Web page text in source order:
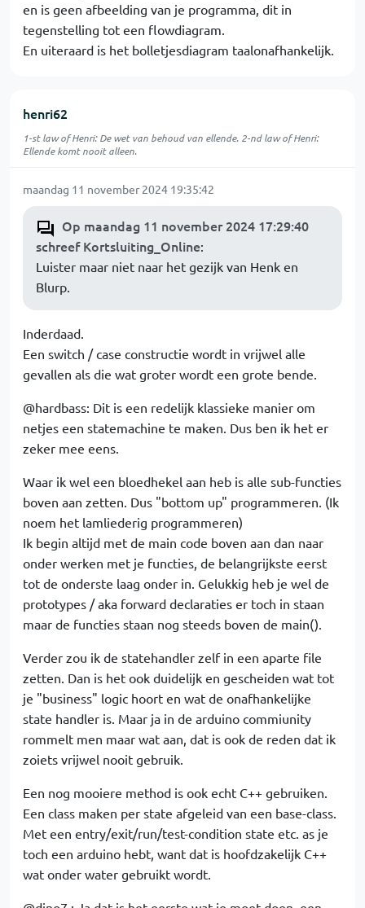
en is geen afbeelding van je programma, dit in
tegenstelling tot een flowdiagram.
En uiteraard is het bolletjesdiagram taalonafhankelijk.
henri62
1-st law of Henri: De wet van behoud van ellende. 2-nd law of Henri:
Ellende komt nooit alleen.
maandag 11 november 2024 19:35:42
Op maandag 11 november 2024 17:29:40
schreef Kortsluiting_Online:
Luister maar niet naar het gezijk van Henk en
Blurp.
Inderdaad.
Een switch / case constructie wordt in vrijwel alle
gevallen als die wat groter wordt een grote bende.
@hardbass: Dit is een redelijk klassieke manier om
netjes een statemachine te maken. Dus ben ik het er
zeker mee eens.
Waar ik wel een bloedhekel aan heb is alle sub-functies
boven aan zetten. Dus "bottom up" programmeren. (Ik
noem het lamliederig programmeren)
Ik begin altijd met de main code boven aan dan naar
onder werken met je functies, de belangrijkste eerst
tot de onderste laag onder in. Gelukkig heb je wel de
prototypes / aka forward declaraties er toch in staan
maar de functies staan nog steeds boven de main().
Verder zou ik de statehandler zelf in een aparte file
zetten. Dan is het ook duidelijk en gescheiden wat tot
je "business" logic hoort en wat de onafhankelijke
state handler is. Maar ja in de arduino commiunity
rommelt men maar wat aan, dat is ook de reden dat ik
zoiets vrijwel nooit gebruik.
Een nog mooiere method is ook echt C++ gebruiken.
Een class maken per state afgeleid van een base-class.
Met een entry/exit/run/test-condition state etc. as je
toch een arduino hebt, want dat is hoofdzakelijk C++
wat onder water gebruikt wordt.